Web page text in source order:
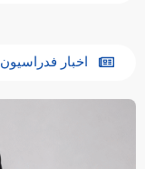
اخبار فدراسیون